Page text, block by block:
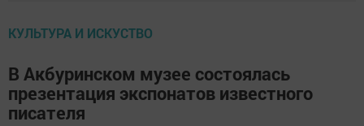
КУЛЬТУРА И ИСКУСТВО
В Акбуринском музее состоялась
презентация экспонатов известного
писателя